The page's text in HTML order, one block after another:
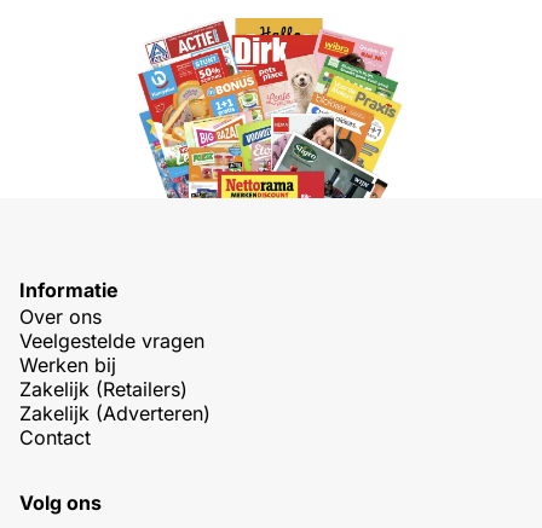
Informatie
Over ons
Veelgestelde vragen
Werken bij
Zakelijk (Retailers)
Zakelijk (Adverteren)
Contact
Volg ons